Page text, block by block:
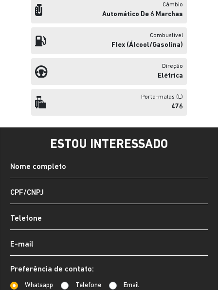
ESTOU INTERESSADO
Preferência de contato:
Whatsapp Telefone Email
Câmbio
Automático De 6 Marchas
Combustível
Flex (álcool/gasolina)
Direção
Elétrica
Porta-malas (L)
476